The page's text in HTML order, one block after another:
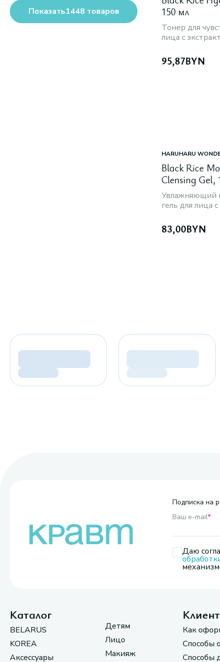
Все варианты
Black Soybean (Round Lab)
Показать1448 товаров
150 мл
Тонер для
лица с
95,87BYN
HARUHARU
Black Rice
Clensing Gel,
Увлажняющий
гель для лица
83,00BYN
Подписка на
Ваш e-mail*
Даю
Каталог
BELARUS
KOREA
Аксессуары
Детям
Лицо
Макияж
Как
Способы
Способы